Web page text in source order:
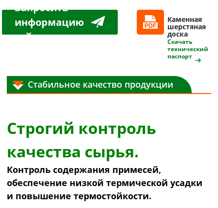
Запросить
информацию
сейчас
Каменная
шерстяная
доска
Скачать
технический
паспорт
Стабильное качество продукции
Строгий контроль
качества сырья.
Контроль содержания примесей,
обеспечение низкой термической усадки
и повышение термостойкости.